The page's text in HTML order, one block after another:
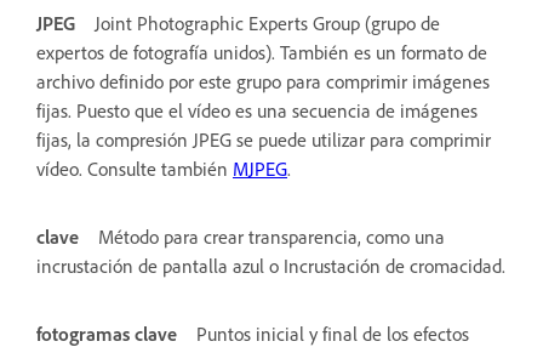
JPEG
Joint Photographic Experts Group (grupo de
expertos de fotografía unidos). También es un formato de
archivo definido por este grupo para comprimir imágenes
fijas. Puesto que el vídeo es una secuencia de imágenes
fijas, la compresión JPEG se puede utilizar para comprimir
vídeo. Consulte también MJPEG.
clave
Método para crear transparencia, como una
incrustación de pantalla azul o Incrustación de cromacidad.
fotogramas clave
Puntos inicial y final de los efectos